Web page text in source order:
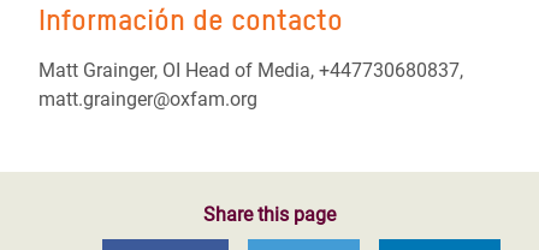
Información de contacto
Matt Grainger, OI Head of Media, +447730680837,
matt.grainger@oxfam.org
Share this page